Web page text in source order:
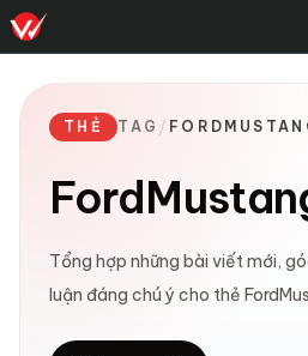
THẺ TAG /
Tổng hợp những bài viết mới,
luận đáng chú ý cho thẻ